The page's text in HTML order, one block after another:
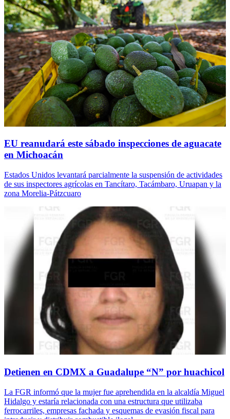
EU reanudará este sábado inspecciones de aguacate
en Michoacán
Estados Unidos levantará parcialmente la suspensión de actividades
de sus inspectores agrícolas en Tancítaro, Tacámbaro, Uruapan y la
zona Morelia-Pátzcuaro
Detienen en CDMX a Guadalupe “N” por huachicol
La FGR informó que la mujer fue aprehendida en la alcaldía Miguel
Hidalgo y estaría relacionada con una estructura que utilizaba
ferrocarriles, empresas fachada y esquemas de evasión fiscal para